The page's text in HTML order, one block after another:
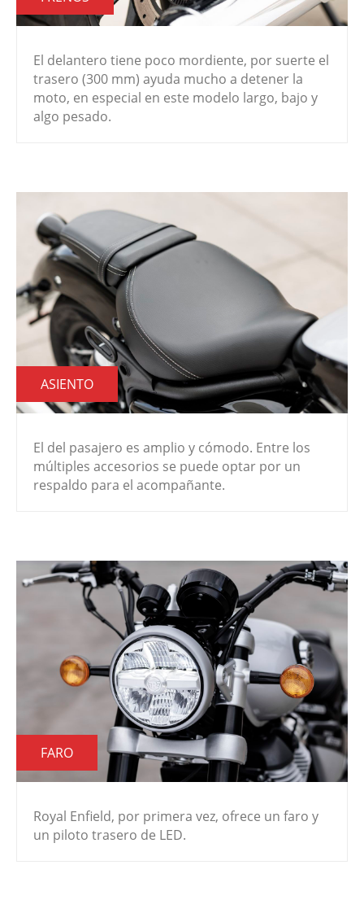
El delantero tiene poco mordiente, por suerte el
trasero (300 mm) ayuda mucho a detener la
moto, en especial en este modelo largo, bajo y
algo pesado.
ASIENTO
El del pasajero es amplio y cómodo. Entre los
múltiples accesorios se puede optar por un
respaldo para el acompañante.
FARO
Royal Enfield, por primera vez, ofrece un faro y
un piloto trasero de LED.